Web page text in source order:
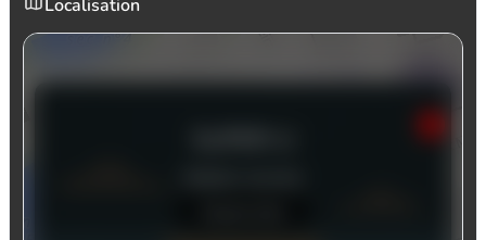
Localisation